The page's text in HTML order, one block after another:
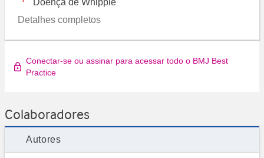
Detalhes completos
Conectar-se ou assinar para acessar todo o BMJ Best
Practice
Colaboradores
Autores